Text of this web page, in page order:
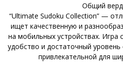
Общий
“Ultimate Sudoku Collection” —
ищет качественную и
на мобильных устройствах. Игра
удобство и достаточный
привлекательной для